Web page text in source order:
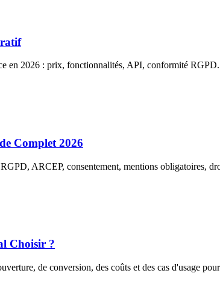
en 2026 : prix, fonctionnalités, API, conformité
Complet 2026
ARCEP, consentement, mentions obligatoires,
Choisir ?
de conversion, des coûts et des cas d'usage